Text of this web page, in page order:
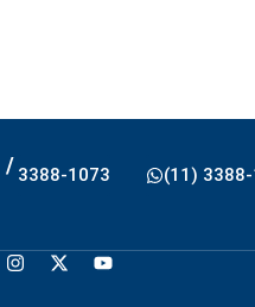
/ 3388-1073 (11)